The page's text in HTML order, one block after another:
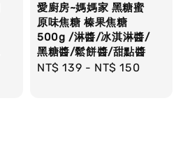
愛廚房~媽媽家 黑糖蜜
原味焦糖 榛果焦糖
500g /淋醬/冰淇淋醬/
黑糖醬/鬆餅醬/甜點醬
Regular
NT$ 139 - NT$ 150